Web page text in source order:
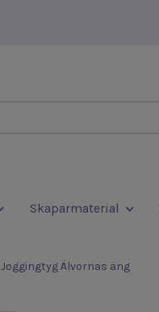
Skaparmaterial
Joggingtyg Älvornas äng